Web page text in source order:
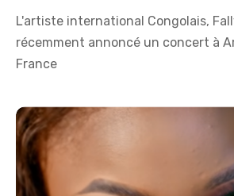
L'artiste international Congolais,
récemment annoncé un concert à
France